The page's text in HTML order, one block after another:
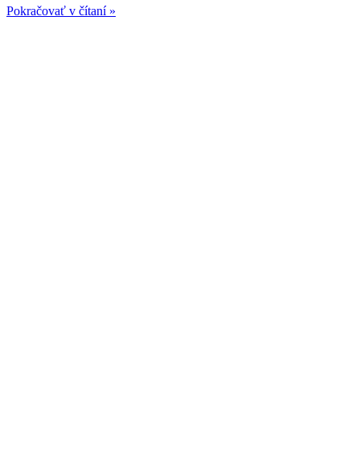
Pokračovať v čítaní »